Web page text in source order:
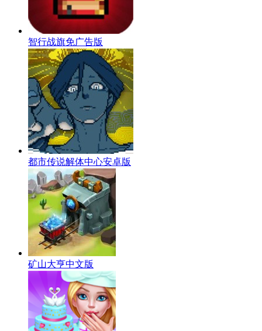
智行战旗免广告版
都市传说解体中心安卓版
矿山大亨中文版